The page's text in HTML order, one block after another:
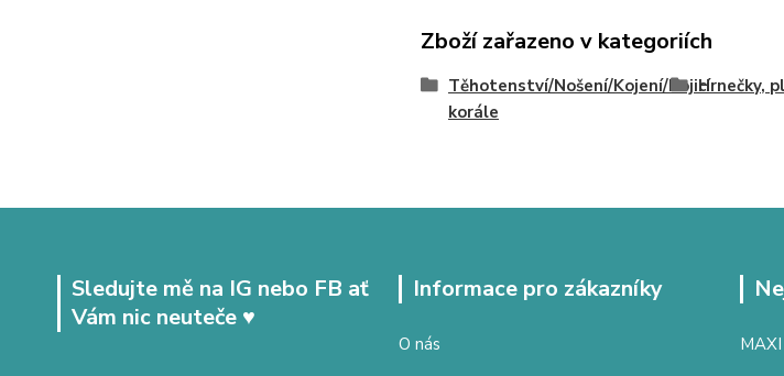
Zboží zařazeno v kategoriích
Těhotenství/Nošení/Kojení/Kojicí
korále
Hrnečky,
Sledujte mě na IG nebo FB ať
Vám nic neuteče ♥
Informace pro zákazníky
O nás